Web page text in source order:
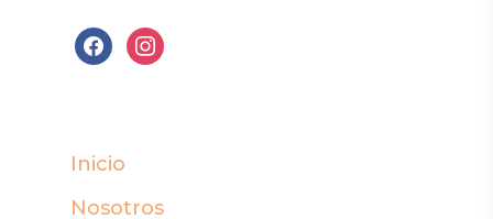
facebookinstagram
Inicio
Nosotros